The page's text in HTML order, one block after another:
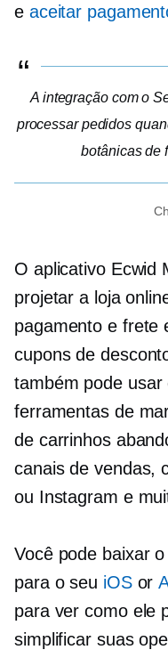
e aceitar
A integração com o
processar pedidos
botânicas de
O aplicativo Ecwid
projetar a loja
pagamento e frete
cupons de
também pode
ferramentas de
de carrinhos
canais de vendas,
ou Instagram e
Você pode baixar
para o seu iOSor
para ver como ele
simplificar suas